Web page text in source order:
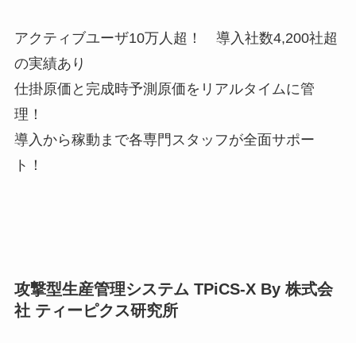
アクティブユーザ10万人超！ 導入社数4,200社超
の実績あり
仕掛原価と完成時予測原価をリアルタイムに管
理！
導入から稼動まで各専門スタッフが全面サポー
ト！
攻撃型生産管理システム TPiCS-X By 株式会
社 ティーピクス研究所